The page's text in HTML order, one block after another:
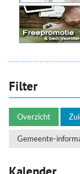
Filter
Overzicht
Gemeente-